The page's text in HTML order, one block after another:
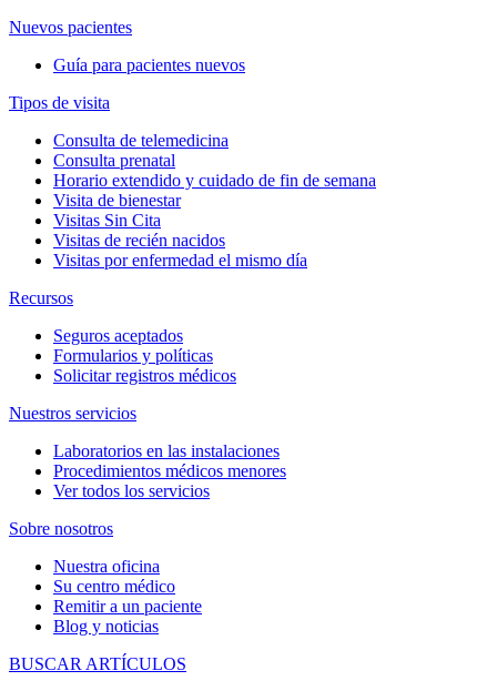
Nuevos pacientes
Guía para pacientes nuevos
Tipos de visita
Consulta de telemedicina
Consulta prenatal
Horario extendido y cuidado de fin de semana
Visita de bienestar
Visitas Sin Cita
Visitas de recién nacidos
Visitas por enfermedad el mismo día
Recursos
Seguros aceptados
Formularios y políticas
Solicitar registros médicos
Nuestros servicios
Laboratorios en las instalaciones
Procedimientos médicos menores
Ver todos los servicios
Sobre nosotros
Nuestra oficina
Su centro médico
Remitir a un paciente
Blog y noticias
BUSCAR ARTÍCULOS